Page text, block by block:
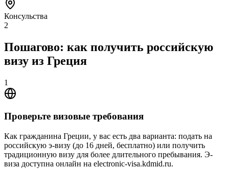
Консульства
2
Пошагово: как получить российскую
визу из Греция
1
Проверьте визовые требования
Как гражданина Греции, у вас есть два варианта: подать на
российскую э-визу (до 16 дней, бесплатно) или получить
традиционную визу для более длительного пребывания. Э-
виза доступна онлайн на electronic-visa.kdmid.ru.